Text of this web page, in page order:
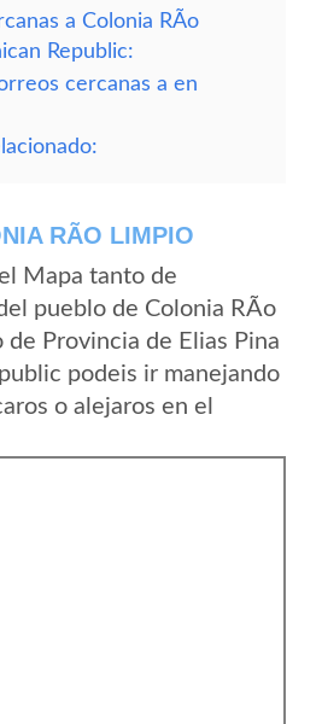
a Colonia RÃ­o
Republic:
cercanas a en
RÃ­O LIMPIO
Mapa tanto de
pueblo de Colonia RÃ­o
de Provincia de Elias Pina
podeis ir manejando
o alejaros en el